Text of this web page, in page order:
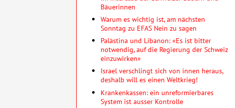
Bäuerinnen
Warum es wichtig ist, am nächsten
Sonntag zu EFAS Nein zu sagen
Palästina und Libanon: «Es ist bitter
notwendig, auf die Regierung der Schweiz
einzuwirken»
Israel verschlingt sich von innen heraus,
deshalb will es einen Weltkrieg!
Krankenkassen: ein unreformierbares
System ist ausser Kontrolle